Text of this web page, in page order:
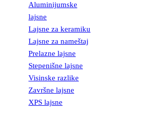
Aluminijumske
lajsne
Lajsne za keramiku
Lajsne za nameštaj
Prelazne lajsne
Stepenišne lajsne
Visinske razlike
Završne lajsne
XPS lajsne